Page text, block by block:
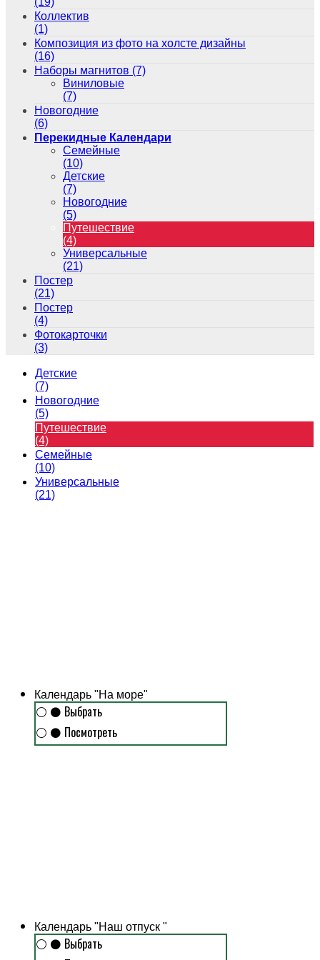
Коллектив
(1)
Композиция из фото на холсте дизайны
(16)
Наборы магнитов (7)
Виниловые
(7)
Новогодние
(6)
Перекидные Календари
Семейные
(10)
Детские
(7)
Новогодние
(5)
Путешествие
(4)
Универсальные
(21)
Постер
(21)
Постер
(4)
Фотокарточки
(3)
Детские
(7)
Новогодние
(5)
Путешествие
(4)
Семейные
(10)
Универсальные
(21)
Календарь "На море"
⚪ ⚫ Выбрать
⚪ ⚫ Посмотреть
Календарь "Наш отпуск "
⚪ ⚫ Выбрать